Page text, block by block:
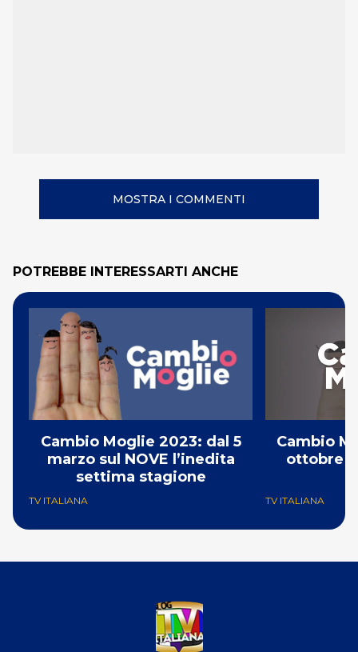
MOSTRA I COMMENTI
POTREBBE INTERESSARTI ANCHE
Cambio Moglie 2023: dal 5
marzo sul NOVE l’inedita
settima stagione
TV ITALIANA
Cambio
ottobre
TV ITALIANA